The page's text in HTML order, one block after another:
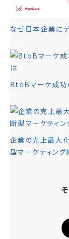
なぜ日本企業に
BtoBマーケ成功
企業の売上最大
型マーケティング